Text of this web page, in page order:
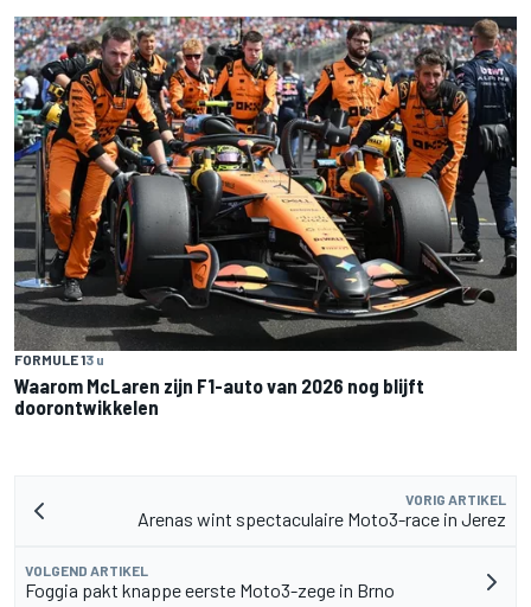
FORMULE 13 u
Waarom McLaren zijn F1-auto van 2026 nog blijft
doorontwikkelen
VORIG ARTIKEL
Arenas wint spectaculaire Moto3-race in Jerez
VOLGEND ARTIKEL
Foggia pakt knappe eerste Moto3-zege in Brno